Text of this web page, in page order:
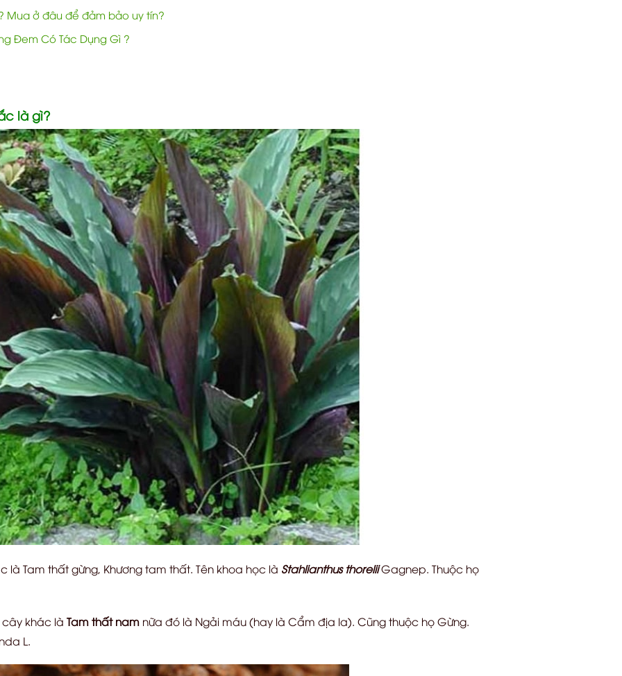
Mua ở đâu để đảm bảo uy tín?
Đem Có Tác Dụng Gì ?
là gì?
là Tam thất gừng, Khương tam thất. Tên khoa học là Stahlianthus thoreliiGagnep. Thuộc họ
cây khác là Tam thất namnữa đó là Ngải máu (hay là Cẩm địa la). Cũng thuộc họ Gừng.
L.